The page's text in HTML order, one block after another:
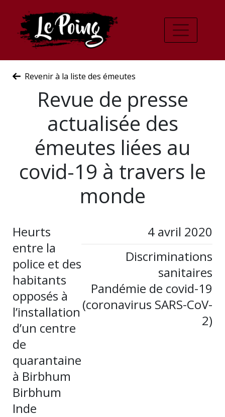
Revenir à la liste des émeutes
Revue de presse
actualisée des
émeutes liées au
covid-19 à travers le
monde
Heurts
entre la
police et des
habitants
opposés à
l’installation
d’un centre
de
quarantaine
à Birbhum
Birbhum
Inde
4 avril 2020
Discriminations
sanitaires
Pandémie de covid-19
(coronavirus SARS-CoV-
2)